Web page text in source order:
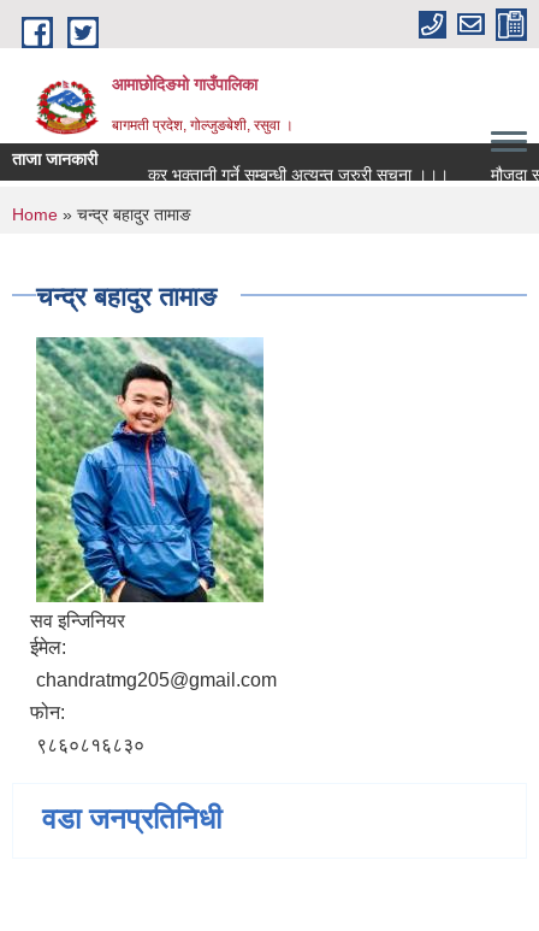
Skip to main content
आमाछोदिङमो गाउँपालिका
बागमती प्रदेश, गोल्जुङबेशी, रसुवा ।
ताजा जानकारी
कर भुक्तानी गर्ने सम्बन्धी अत्यन्त जरुरी सूचना ।।।
मौजुदा
You are here
Home » चन्द्र बहादुर तामाङ
चन्द्र बहादुर तामाङ
सव इन्जिनियर
ईमेल:
chandratmg205@gmail.com
फोन:
९८६०८१६८३०
वडा जनप्रतिनिधी